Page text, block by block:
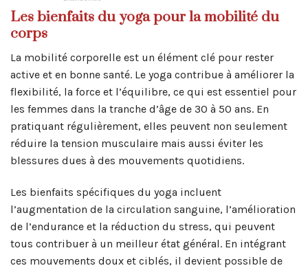
Les bienfaits du yoga pour la mobilité du
corps
La mobilité corporelle est un élément clé pour rester
active et en bonne santé. Le yoga contribue à améliorer la
flexibilité, la force et l’équilibre, ce qui est essentiel pour
les femmes dans la tranche d’âge de 30 à 50 ans. En
pratiquant régulièrement, elles peuvent non seulement
réduire la tension musculaire mais aussi éviter les
blessures dues à des mouvements quotidiens.
Les bienfaits spécifiques du yoga incluent
l’augmentation de la circulation sanguine, l’amélioration
de l’endurance et la réduction du stress, qui peuvent
tous contribuer à un meilleur état général. En intégrant
ces mouvements doux et ciblés, il devient possible de